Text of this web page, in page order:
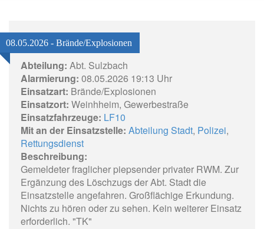
08.05.2026 - Brände/Explosionen
Abteilung: Abt. Sulzbach
Alarmierung: 08.05.2026 19:13 Uhr
Einsatzart: Brände/Explosionen
Einsatzort: Weinhheim, Gewerbestraße
Einsatzfahrzeuge: LF10
Mit an der Einsatzstelle: Abteilung Stadt, Polizei,
Rettungsdienst
Beschreibung:
Gemeldeter fraglicher piepsender privater RWM. Zur
Ergänzung des Löschzugs der Abt. Stadt die
Einsatzstelle angefahren. Großflächige Erkundung.
Nichts zu hören oder zu sehen. Kein weiterer Einsatz
erforderlich. "TK"